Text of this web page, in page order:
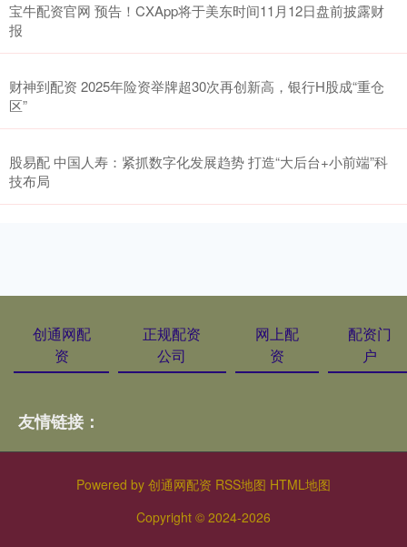
宝牛配资官网 预告！CXApp将于美东时间11月12日盘前披露财
报
财神到配资 2025年险资举牌超30次再创新高，银行H股成“重仓
区”
股易配 中国人寿：紧抓数字化发展趋势 打造“大后台+小前端”科
技布局
创通网配
资
正规配资
公司
网上配
资
配资门
户
友情链接：
Powered by 创通网配资 RSS地图 HTML地图
Copyright © 2024-2026